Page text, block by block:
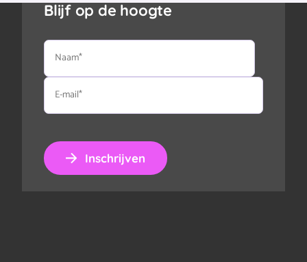
Blijf op de hoogte
Naam
E-
mail
Inschrijven